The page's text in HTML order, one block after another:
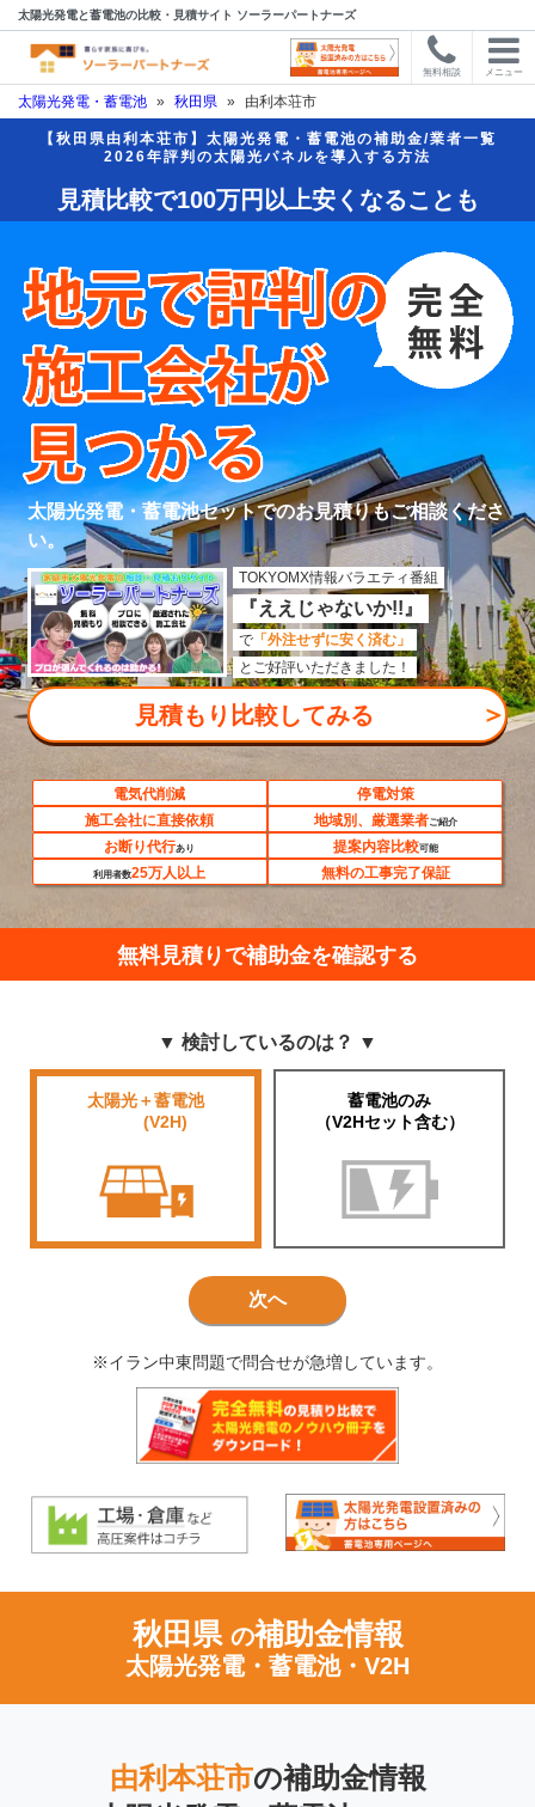
太陽光発電と蓄電池の比較・見積サイト ソーラーパートナーズ
無料相談 メニュー
太陽光発電・蓄電池 » 秋田県 » 由利本荘市
【秋田県由利本荘市】太陽光発電・蓄電池の補助金/業者一覧
2026年評判の太陽光パネルを導入する方法
見積比較で100万円以上安くなることも
太陽光発電・蓄電池セットでのお見積りもご相談くださ
い。
TOKYOMX情報バラエティ番組
『ええじゃないか!!』
で 「外注せずに安く済む」
とご好評いただきました！
見積もり比較してみる ＞
電気代削減
停電対策
施工会社に直接依頼
地域別、厳選業者ご紹介
お断り代行あり 提案内容比較可能
利用者数25万人以上 無料の工事完了保証
無料見積りで補助金を確認する
▼ 検討しているのは？ ▼
太陽光＋蓄電池
(V2H)
蓄電池のみ
（V2Hセット含む）
次へ
※イラン中東問題で問合せが急増しています。
秋田県 の補助金情報
太陽光発電・蓄電池・V2H
由利本荘市の補助金情報